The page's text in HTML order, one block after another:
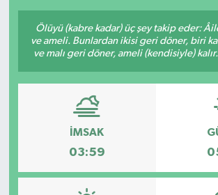
Ölüyü (kabre kadar) üç şey takip eder:
ve ameli. Bunlardan ikisi geri döner, biri
ve malı geri döner, ameli (kendisiyle)
İMSAK
03:59